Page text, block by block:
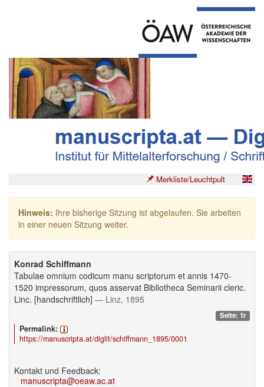
Merkliste/Leuchtpult
Hinweis: Ihre bisherige Sitzung ist abgelaufen. Sie arbeiten
in einer neuen Sitzung weiter.
Konrad Schiffmann
Tabulae omnium codicum manu scriptorum et annis 1470-
1520 impressorum, quos asservat Bibliotheca Seminarii cleric.
Linc. [handschriftlich] — Linz, 1895
Seite: 1r
Permalink:
https://manuscripta.at/diglit/schiffmann_1895/0001
Kontakt und Feedback:
manuscripta@oeaw.ac.at